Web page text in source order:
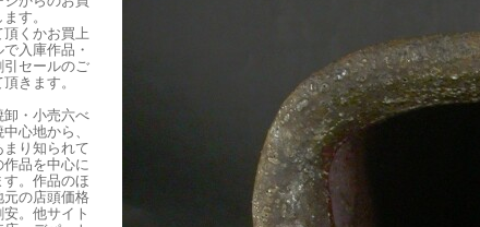
す。
くかお買上
入庫作品・
引セールのご
きます。
卸・小売六べ
心地から、
り知られて
作品を中心に
。作品のほ
元の店頭価格
。他サイト